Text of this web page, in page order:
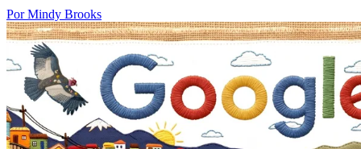
Por Mindy Brooks